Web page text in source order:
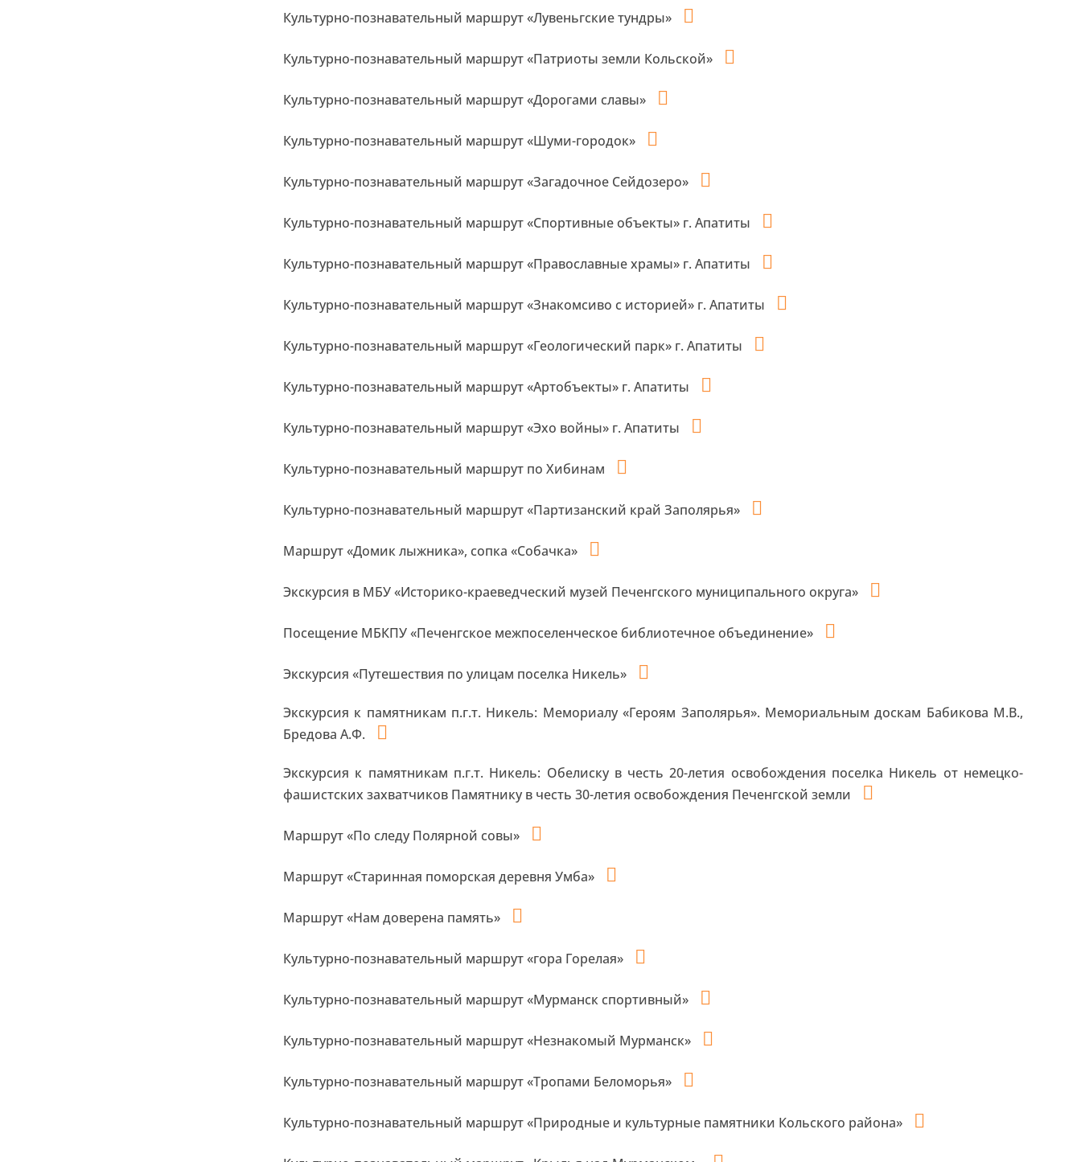
Культурно-познавательный маршрут «Лувеньгские тундры»
Культурно-познавательный маршрут «Патриоты земли Кольской»
Культурно-познавательный маршрут «Дорогами славы»
Культурно-познавательный маршрут «Шуми-городок»
Культурно-познавательный маршрут «Загадочное Сейдозеро»
Культурно-познавательный маршрут «Спортивные объекты» г. Апатиты
Культурно-познавательный маршрут «Православные храмы» г. Апатиты
Культурно-познавательный маршрут «Знакомсиво с историей» г. Апатиты
Культурно-познавательный маршрут «Геологический парк» г. Апатиты
Культурно-познавательный маршрут «Артобъекты» г. Апатиты
Культурно-познавательный маршрут «Эхо войны» г. Апатиты
Культурно-познавательный маршрут по Хибинам
Культурно-познавательный маршрут «Партизанский край Заполярья»
Маршрут «Домик лыжника», сопка «Собачка»
Экскурсия в МБУ «Историко-краеведческий музей Печенгского муниципального округа»
Посещение МБКПУ «Печенгское межпоселенческое библиотечное объединение»
Экскурсия «Путешествия по улицам поселка Никель»
Экскурсия к памятникам п.г.т. Никель: Мемориалу «Героям Заполярья». Мемориальным доскам Бабикова М.В.,
Бредова А.Ф.
Экскурсия к памятникам п.г.т. Никель: Обелиску в честь 20-летия освобождения поселка Никель от немецко-
фашистских захватчиков Памятнику в честь 30-летия освобождения Печенгской земли
Маршрут «По следу Полярной совы»
Маршрут «Старинная поморская деревня Умба»
Маршрут «Нам доверена память»
Культурно-познавательный маршрут «гора Горелая»
Культурно-познавательный маршрут «Мурманск спортивный»
Культурно-познавательный маршрут «Незнакомый Мурманск»
Культурно-познавательный маршрут «Тропами Беломорья»
Культурно-познавательный маршрут «Природные и культурные памятники Кольского района»